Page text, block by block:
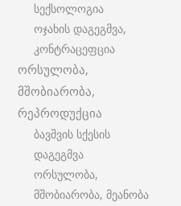
სექსოლოგია
ოჯახის დაგეგმვა,
კონტრაცეფცია
ორსულობა,
მშობიარობა,
რეპროდუქცია
ბავშვის სქესის
დაგეგმვა
ორსულობა,
მშობიარობა, მეანობა